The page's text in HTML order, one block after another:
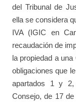
del Tribunal de
ella se considera
IVA (IGIC en
recaudación de
la propiedad a
obligaciones que
apartados 1 y
Consejo, de 17 de